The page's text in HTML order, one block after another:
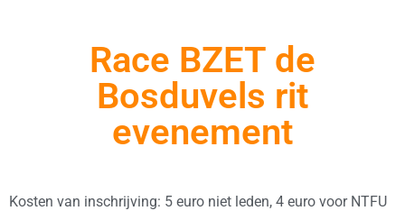
Race BZET de
Bosduvels rit
evenement
Kosten van inschrijving: 5 euro niet leden, 4 euro voor NTFU